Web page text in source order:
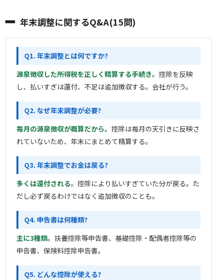
年末調整に関するQ&A(15問)
Q1. 年末調整とは何ですか?
源泉徴収した所得税を正しく精算する手続き。控除を反映
し、払いすぎは還付、不足は追加徴収する。会社が行う。
Q2. なぜ年末調整が必要?
毎月の源泉徴収が概算だから。控除は毎月の天引きに反映さ
れていないため、年末にまとめて精算する。
Q3. 年末調整でお金は戻る?
多くは還付される。控除により払いすぎていた分が戻る。た
だし必ず戻るわけではなく追加徴収のことも。
Q4. 申告書は何種類?
主に3種類。扶養控除等申告書、基礎控除・配偶者控除等の
申告書、保険料控除申告書。
Q5. どんな控除が使える?